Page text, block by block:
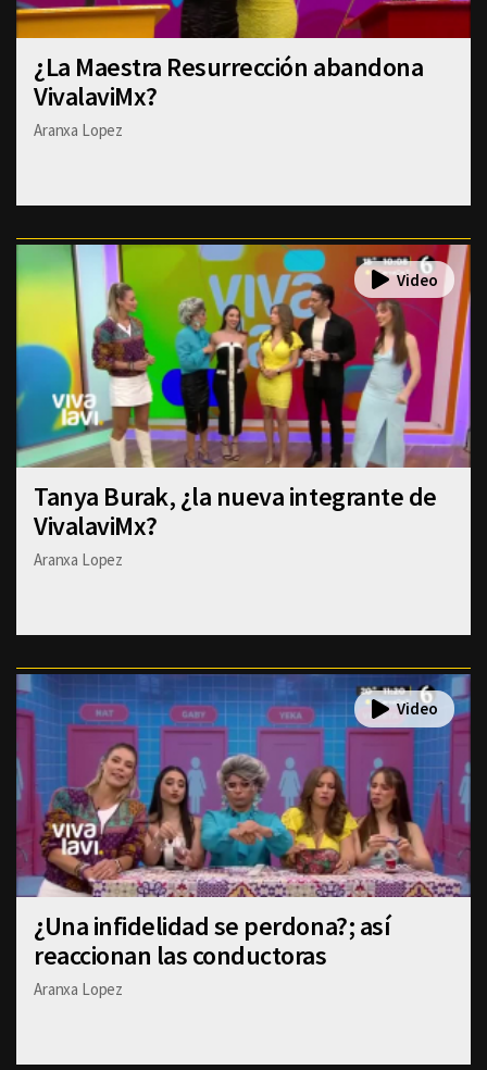
¿La Maestra Resurrección abandona
VivalaviMx?
Aranxa Lopez
Tanya Burak, ¿la nueva integrante de
VivalaviMx?
Aranxa Lopez
¿Una infidelidad se perdona?; así
reaccionan las conductoras
Aranxa Lopez